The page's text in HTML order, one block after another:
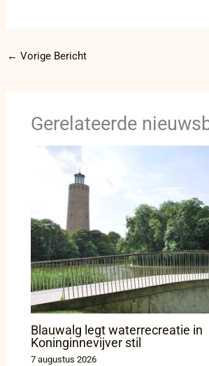
← Vorige Bericht
Gerelateerde
Blauwalg legt waterrecreatie in
Koninginnevijver stil
7 augustus 2026